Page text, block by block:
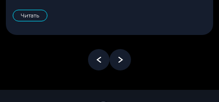
Читать